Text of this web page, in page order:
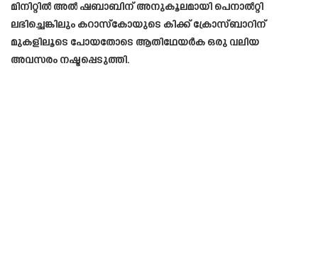
മിനിറ്റിൽ അൽ ഷബാബിന് അനുകൂലമായി പെനാൽറ്റി
ലഭിച്ചെങ്കിലും കറാസ്കോയുടെ കിക്ക് ക്രോസ്ബാറിന്
മുകളിലൂടെ പോയതോടെ ആതിഥേയർക ഒരു വലിയ
അവസരം നഷ്ടപ്പെടുത്തി.